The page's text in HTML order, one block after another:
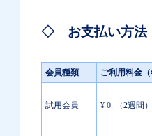
◇ お支払い方法
会員種類 ご利用料金
試用会員 ¥ 0. （2週間）